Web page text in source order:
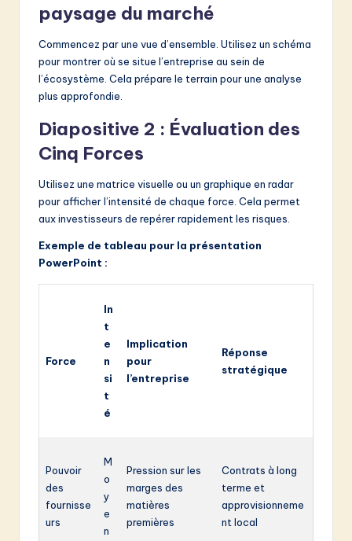
paysage du marché
Commencez par une vue d’ensemble. Utilisez un schéma
pour montrer où se situe l’entreprise au sein de
l’écosystème. Cela prépare le terrain pour une analyse
plus approfondie.
Diapositive 2 : Évaluation des
Cinq Forces
Utilisez une matrice visuelle ou un graphique en radar
pour afficher l’intensité de chaque force. Cela permet
aux investisseurs de repérer rapidement les risques.
Exemple de tableau pour la présentation
PowerPoint :
Force
In
t
e
n
si
t
é
Implication
pour
l’entreprise
Réponse
stratégique
Pouvoir
des
fournisse
urs
M
o
y
e
n
Pression sur les
marges des
matières
premières
Contrats à long
terme et
approvisionneme
nt local